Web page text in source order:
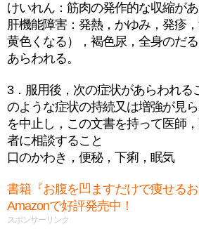
けいれん：筋肉の発作的な収縮があ
肝機能障害：発熱，かゆみ，発疹
黄色くなる），褐色尿，全身のだ
あらわれる。
3．服用後，次の症状があらわれる
のような症状の持続又は増強が見
を中止し，この文書を持って医師
者に相談すること
口のかわき，便秘，下痢，眠気
書籍『お腹を凹ますだけで痩せる
Amazonで好評発売中！
スポンサーリンク